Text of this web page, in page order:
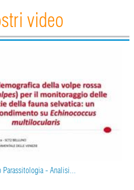
video
Parassitologia - Analisi...